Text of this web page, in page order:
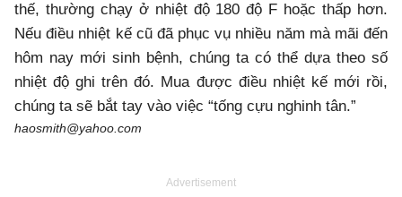
thế, thường chạy ở nhiệt độ 180 độ F hoặc thấp hơn.
Nếu điều nhiệt kế cũ đã phục vụ nhiều năm mà mãi đến
hôm nay mới sinh bệnh, chúng ta có thể dựa theo số
nhiệt độ ghi trên đó. Mua được điều nhiệt kế mới rồi,
chúng ta sẽ bắt tay vào việc “tống cựu nghinh tân.”
haosmith@yahoo.com
Advertisement